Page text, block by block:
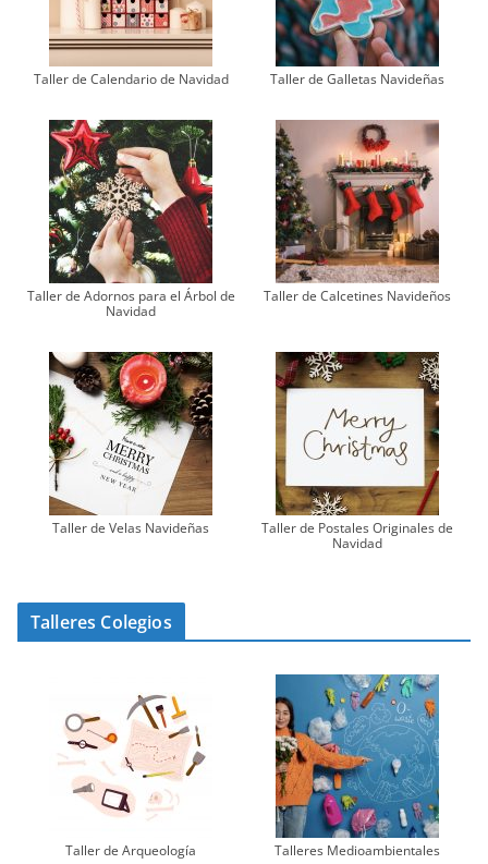
Taller de Calendario de Navidad Taller de Galletas Navideñas
Taller de Adornos para el Árbol de
Navidad
Taller de Calcetines Navideños
Taller de Velas Navideñas
Taller de Postales Originales de
Navidad
Talleres Colegios
Taller de Arqueología Talleres Medioambientales